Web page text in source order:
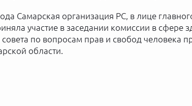
Самарская организация РС, в лице
участие в заседании комиссии в сфере
по вопросам прав и свобод человека
области.